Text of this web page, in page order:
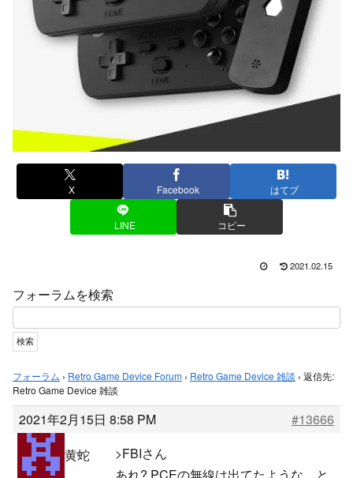
X Facebook はてブ
LINE コピー
2021.02.15
フォーラムを検索
フォーラム › Retro Game Device Forum › Retro Game Device 雑談 › 返信先:
Retro Game Device 雑談
2021年2月15日 8:58 PM
#13666
黄蛇
>FBIさん